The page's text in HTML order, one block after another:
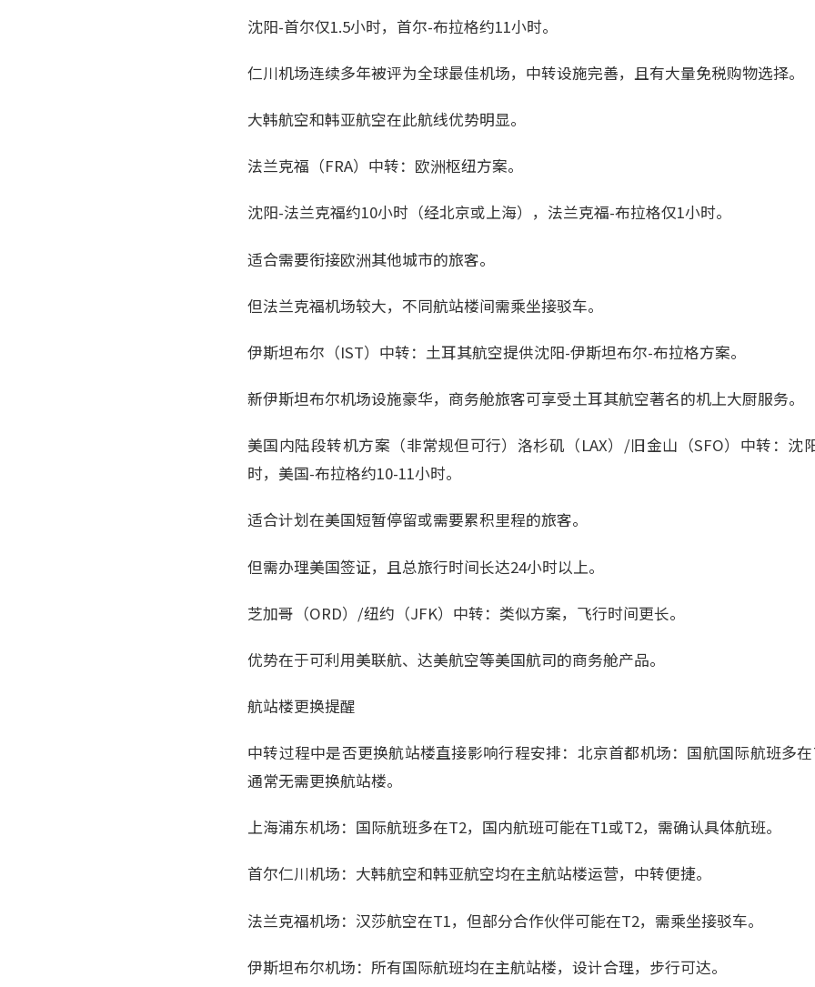
沈阳-首尔仅1.5小时，首尔-布拉格约11小时。
仁川机场连续多年被评为全球最佳机场，中转设施完善，且有大量免税购物选择。
大韩航空和韩亚航空在此航线优势明显。
法兰克福（FRA）中转：欧洲枢纽方案。
沈阳-法兰克福约10小时（经北京或上海），法兰克福-布拉格仅1小时。
适合需要衔接欧洲其他城市的旅客。
但法兰克福机场较大，不同航站楼间需乘坐接驳车。
伊斯坦布尔（IST）中转：土耳其航空提供沈阳-伊斯坦布尔-布拉格方案。
新伊斯坦布尔机场设施豪华，商务舱旅客可享受土耳其航空著名的机上大厨服务。
美国内陆段转机方案（非常规但可行）洛杉矶（LAX）/旧金山（SFO）中转：沈
时，美国-布拉格约10-11小时。
适合计划在美国短暂停留或需要累积里程的旅客。
但需办理美国签证，且总旅行时间长达24小时以上。
芝加哥（ORD）/纽约（JFK）中转：类似方案，飞行时间更长。
优势在于可利用美联航、达美航空等美国航司的商务舱产品。
航站楼更换提醒
中转过程中是否更换航站楼直接影响行程安排：北京首都机场：国航国际航班多在
通常无需更换航站楼。
上海浦东机场：国际航班多在T2，国内航班可能在T1或T2，需确认具体航班。
首尔仁川机场：大韩航空和韩亚航空均在主航站楼运营，中转便捷。
法兰克福机场：汉莎航空在T1，但部分合作伙伴可能在T2，需乘坐接驳车。
伊斯坦布尔机场：所有国际航班均在主航站楼，设计合理，步行可达。